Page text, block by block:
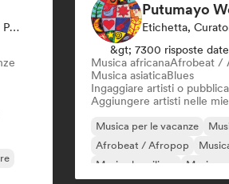
Canale Youtube/Twitch, Curatore Di Playlist
Putumayo
Etichetta,
&gt; 7300 risposte date
Musica africanaAfrobeat /
Musica asiaticaBlues
Ingaggiare artisti o
Aggiungere artisti nelle
Musica per le vacanze
Afrobeat / Afropop
Musica brasiliana
Musica